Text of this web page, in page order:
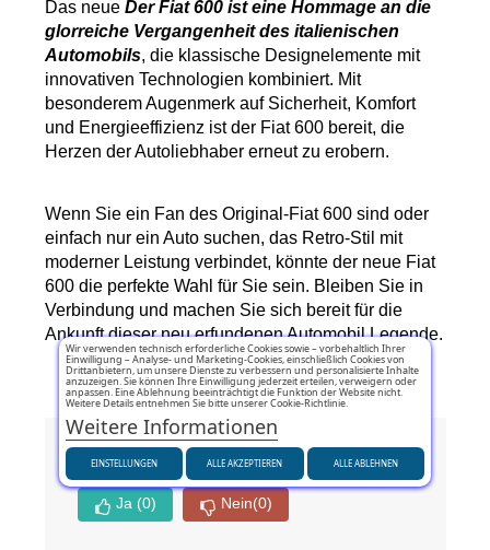
Das neue Der Fiat 600 ist eine Hommage an die
glorreiche Vergangenheit des italienischen
Automobils, die klassische Designelemente mit
innovativen Technologien kombiniert. Mit
besonderem Augenmerk auf Sicherheit, Komfort
und Energieeffizienz ist der Fiat 600 bereit, die
Herzen der Autoliebhaber erneut zu erobern.
Wenn Sie ein Fan des Original-Fiat 600 sind oder
einfach nur ein Auto suchen, das Retro-Stil mit
moderner Leistung verbindet, könnte der neue Fiat
600 die perfekte Wahl für Sie sein. Bleiben Sie in
Verbindung und machen Sie sich bereit für die
Ankunft dieser neu erfundenen Automobil Legende.
War dieser Artikel hilfreich?
Ja (0) Nein(0)
Wir verwenden technisch erforderliche Cookies sowie – vorbehaltlich Ihrer
Einwilligung – Analyse- und Marketing-Cookies, einschließlich Cookies von
Drittanbietern, um unsere Dienste zu verbessern und personalisierte Inhalte
anzuzeigen. Sie können Ihre Einwilligung jederzeit erteilen, verweigern oder
anpassen. Eine Ablehnung beeinträchtigt die Funktion der Website nicht.
Weitere Details entnehmen Sie bitte unserer Cookie-Richtlinie.
Weitere Informationen
EINSTELLUNGEN ALLE ABLEHNEN
ALLE AKZEPTIEREN